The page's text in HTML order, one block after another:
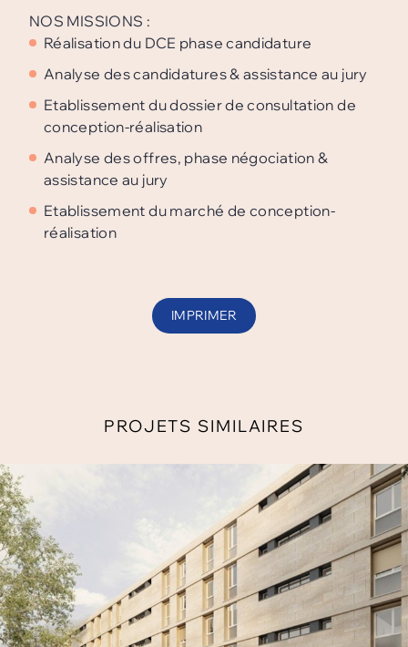
NOS MISSIONS :
Réalisation du DCE phase candidature
Analyse des candidatures & assistance au jury
Etablissement du dossier de consultation de
conception-réalisation
Analyse des offres, phase négociation &
assistance au jury
Etablissement du marché de conception-
réalisation
IMPRIMER
PROJETS SIMILAIRES